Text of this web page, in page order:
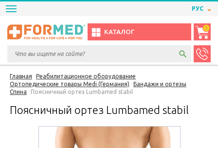
РУС
КАТАЛОГ
0
Главная
Реабилитационное оборудование
Ортопедические товары Medi (Германия)
Бандажи и ортезы
Спина
Поясничный ортез Lumbamed stabil
Поясничный ортез Lumbamed stabil